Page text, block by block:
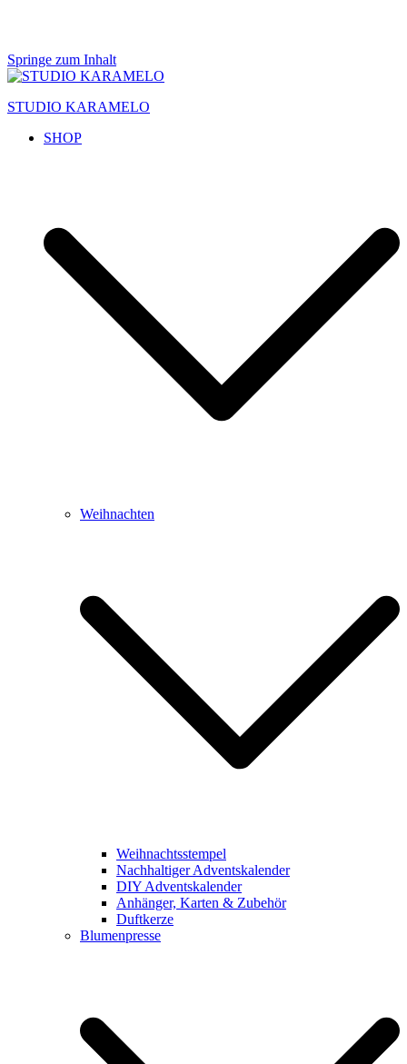
Springe zum Inhalt
STUDIO KARAMELO
SHOP
Weihnachten
Weihnachtsstempel
Nachhaltiger Adventskalender
DIY Adventskalender
Anhänger, Karten & Zubehör
Duftkerze
Blumenpresse